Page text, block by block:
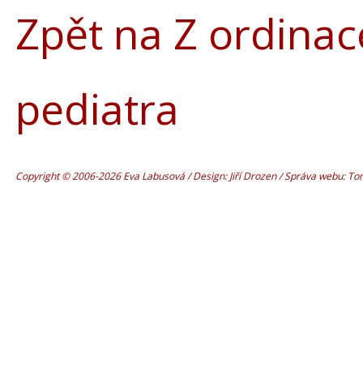
Zpět na Z
pediatra
Copyright © 2006-2026 Eva Labusová / Design: Jiří Drozen / Správa webu: